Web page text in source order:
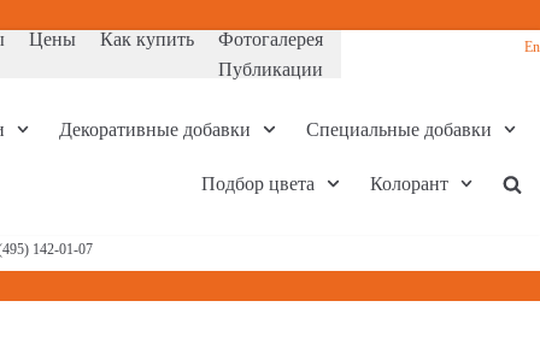
En
Цены Как купить
Фотогалерея
Публикации
Декоративные добавки Специальные добавки
Подбор цвета Колорант
142-01-07